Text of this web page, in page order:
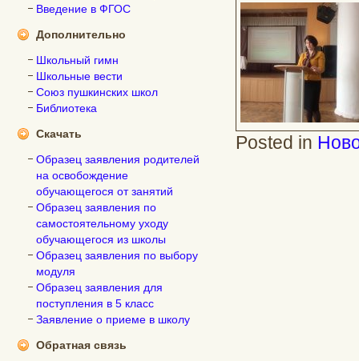
Введение в ФГОС
Дополнительно
Школьный гимн
Школьные вести
Союз пушкинских школ
Библиотека
Скачать
Образец заявления родителей
на освобождение
обучающегося от занятий
Образец заявления по
самостоятельному уходу
обучающегося из школы
Образец заявления по выбору
модуля
Образец заявления для
поступления в 5 класс
Заявление о приеме в школу
Обратная связь
Posted in